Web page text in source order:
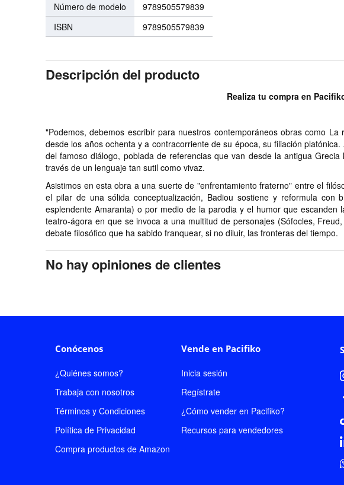
Número de modelo
9789505579839
ISBN
9789505579839
Descripción del producto
Realiza tu compra en
"Podemos, debemos escribir para nuestros contemporáneos obras como
desde los años ochenta y a contracorriente de su época, su filiación
del famoso diálogo, poblada de referencias que van desde la antigua
través de un lenguaje tan sutil como vivaz.
Asistimos en esta obra a una suerte de "enfrentamiento fraterno" entre el
el pilar de una sólida conceptualización, Badiou sostiene y reformula
esplendente Amaranta) o por medio de la parodia y el humor que
teatro-ágora en que se invoca a una multitud de personajes (Sófocles,
debate filosófico que ha sabido franquear, si no diluir, las fronteras del tiempo.
No hay opiniones de clientes
Conócenos
¿Quiénes somos?
Trabaja con nosotros
Términos y Condiciones
Política de Privacidad
Compra productos de Amazon
Vende en Pacifiko
Inicia sesión
Regístrate
¿Cómo vender en Pacifiko?
Recursos para vendedores